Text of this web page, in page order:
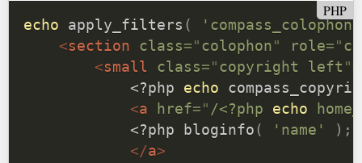
PHP
echo apply_filters ( 'compass_colophon'
<section class= " colophon " role= "
<small class= " copyright left ">
<?php
echo
<a href= " /<?php echo
<?php
bloginfo ( 'name' ) ;
</a>